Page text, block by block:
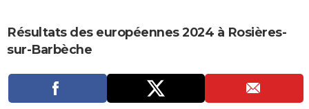
Carte de Noël
Carte Bonne année
Carte Saint-Valentin
Carte Pâques
Carte d'anniversaire
COPAINS D'AVANT
Résultats des européennes 2024 à Rosières-
sur-Barbèche